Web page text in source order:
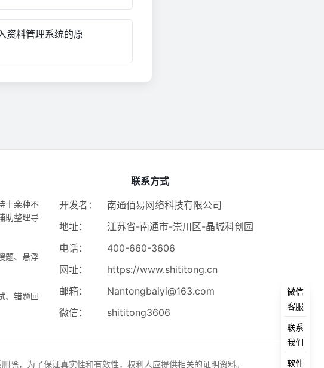
资料管理系统的原
十余种不
助整理导
题、悬浮
、错题回
联系方式
开发者：
南通佰易网络科技有限公司
地址：
江苏省-南通市-崇川区-晶城科创园
电话：
400-660-3606
网址：
https://www.shititong.cn
邮箱：
Nantongbaiyi@163.com
微信：
shititong3606
，为了保证真实性和有效性，权利人应提供相关的证明资料。
微信
客服
联系
我们
软件